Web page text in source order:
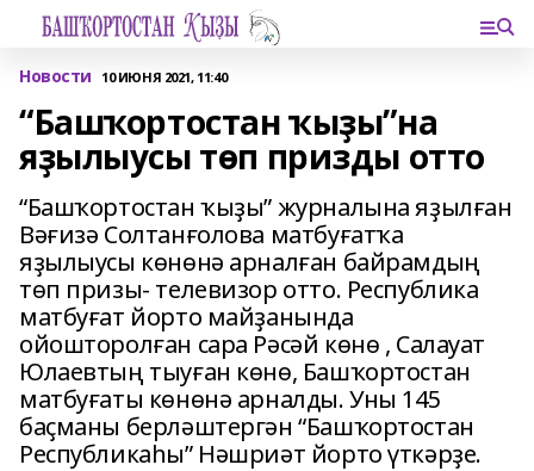
Новости 10 ИЮНЯ 2021, 11:40
“Башҡортостан ҡыҙы”на
яҙылыусы төп призды отто
“Башҡортостан ҡыҙы” журналына яҙылған
Вәғизә Солтанғолова матбуғатҡа
яҙылыусы көнөнә арналған байрамдың
төп призы- телевизор отто. Республика
матбуғат йорто майҙанында
ойошторолған сара Рәсәй көнө , Салауат
Юлаевтың тыуған көнө, Башҡортостан
матбуғаты көнөнә арналды. Уны 145
баҫманы берләштергән “Башҡортостан
Республикаһы” Нәшриәт йорто үткәрҙе.